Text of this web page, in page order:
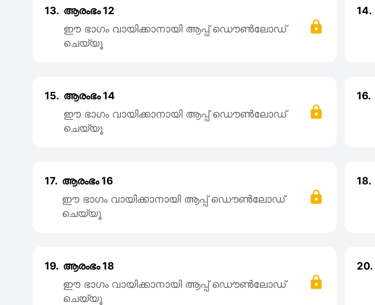
13. ആരംഭം 12
ഈ ഭാഗം വായിക്കാനായി ആപ്പ് ഡൌൺലോഡ്
ചെയ്യൂ
14.
15. ആരംഭം 14
ഈ ഭാഗം വായിക്കാനായി ആപ്പ് ഡൌൺലോഡ്
ചെയ്യൂ
16.
17. ആരംഭം 16
ഈ ഭാഗം വായിക്കാനായി ആപ്പ് ഡൌൺലോഡ്
ചെയ്യൂ
18.
19. ആരംഭം 18
ഈ ഭാഗം വായിക്കാനായി ആപ്പ് ഡൌൺലോഡ്
ചെയ്യൂ
20.